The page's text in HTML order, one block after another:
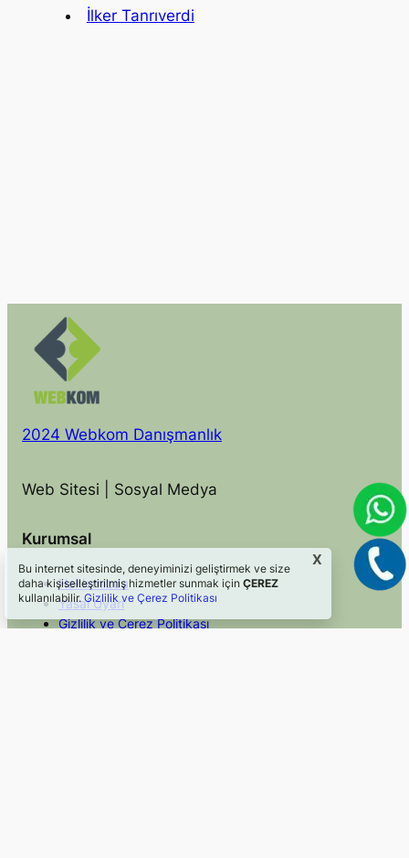
İlker Tanrıverdi
2024 Webkom Danışmanlık
Web Sitesi | Sosyal Medya
Kurumsal
Hakkımızda
Yasal Uyarı
Gizlilik ve Çerez Politikası
Bu internet sitesinde, deneyiminizi geliştirmek ve size
daha kişiselleştirilmiş hizmetler sunmak için ÇEREZ
kullanılabilir.Gizlilik ve Çerez Politikası
X